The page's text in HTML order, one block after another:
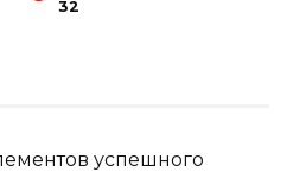
32
успешного